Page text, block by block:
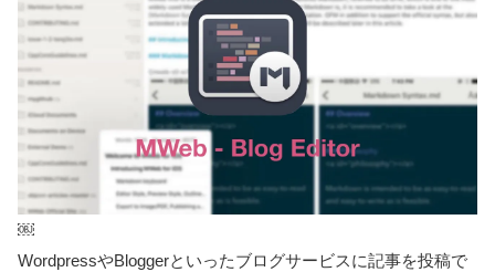
￼
WordpressやBloggerといったブログサービスに記事を投稿で